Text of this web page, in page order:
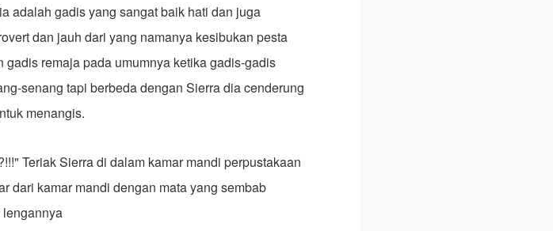
adalah gadis yang sangat baik hati dan juga
dan jauh dari yang namanya kesibukan pesta
remaja pada umumnya ketika gadis-gadis
senang tapi berbeda dengan Sierra dia cenderung
menangis.
Teriak Sierra di dalam kamar mandi perpustakaan
dari kamar mandi dengan mata yang sembab